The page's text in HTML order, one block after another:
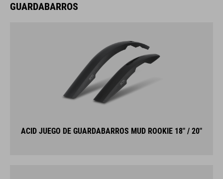
GUARDABARROS
ACID JUEGO DE GUARDABARROS MUD ROOKIE 18" / 20"